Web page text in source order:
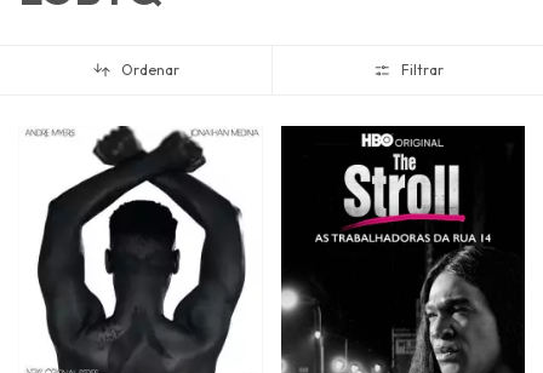
Ordenar Filtrar